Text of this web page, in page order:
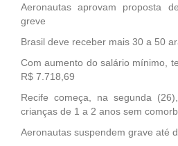
Aeronautas aprovam proposta
greve
Brasil deve receber mais 30 a 50
Com aumento do salário mínimo,
R$ 7.718,69
Recife começa, na segunda
crianças de 1 a 2 anos sem
Aeronautas suspendem grave até